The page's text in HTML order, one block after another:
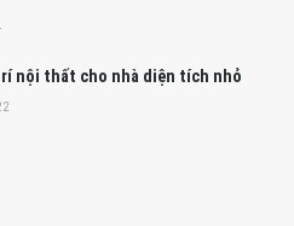
nội thất cho nhà diện tích nhỏ